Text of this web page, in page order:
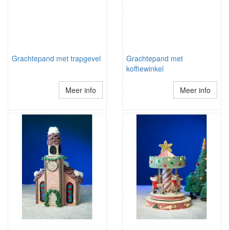
Grachtepand met trapgevel
Meer info
Grachtepand met
koffiewinkel
Meer info